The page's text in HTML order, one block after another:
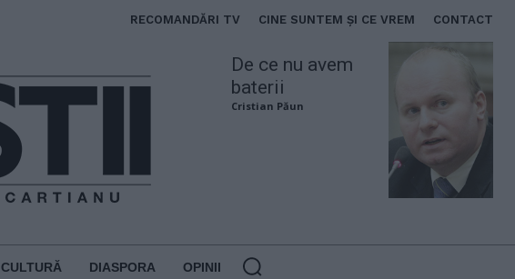
RECOMANDĂRI TV CINE SUNTEM ȘI CE VREM CONTACT
De ce nu avem
baterii
Cristian Păun
CULTURĂ DIASPORA OPINII